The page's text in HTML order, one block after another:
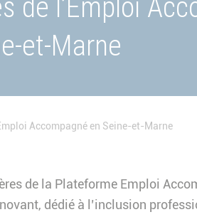
de l’Emploi
et-Marne
Accompagné en Seine-et-Marne
de la Plateforme Emploi
dédié à l’inclusion